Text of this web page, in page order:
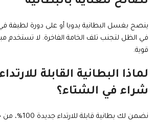
ينصح بغسل البطانية يدويا أو على دورة لطيفة
في الظل لتجنب تلف الخامة الفاخرة. لا تستخدم
قوية.
لماذا البطانية القابلة
شراء في الشتاء؟
نضمن لك بطانية